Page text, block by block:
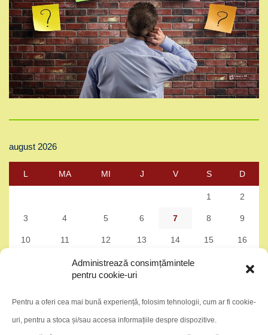
Administrează consimțămintele
pentru cookie-uri
Pentru a oferi cea mai bună experiență, folosim tehnologii, cum ar fi cookie-
uri, pentru a stoca și/sau accesa informațiile despre dispozitive.
august 2026
L MA MI J V S D
1 2
3 4 5 6 7 8 9
10 11 12 13 14 15 16
19 20 21
31